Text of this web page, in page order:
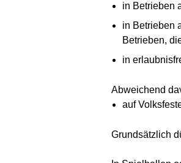
in Betrieben
in Betrieben
Betrieben,
in
Abweichend
auf
Grundsätzlich